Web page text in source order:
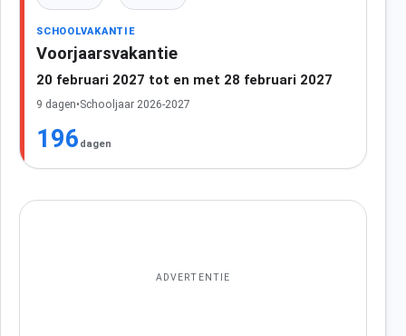
SCHOOLVAKANTIE
Voorjaarsvakantie
20 februari 2027 tot en met 28 februari 2027
9 dagen•Schooljaar 2026-2027
196 dagen
ADVERTENTIE